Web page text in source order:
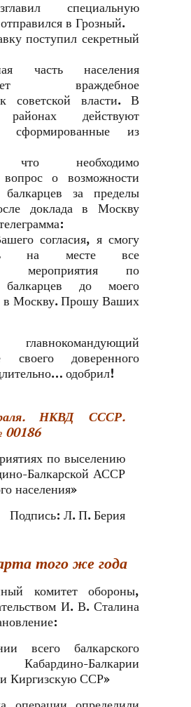
специальную
в Грозный.
поступил секретный
часть населения
враждебное
советской власти. В
районах действуют
сформированные из
что необходимо
вопрос о возможности
балкарцев за пределы
доклада в Москву
согласия, я смогу
на месте все
мероприятия по
балкарцев до моего
в Москву. Прошу Ваших
главнокомандующий
своего доверенного
одобрил!
НКВД СССР.
00186
по выселению
Балкарской АССР
населения»
Подпись: Л. П. Берия
того же года
комитет обороны,
И. В. Сталина
всего балкарского
Балкарии
Киргизскую ССР»